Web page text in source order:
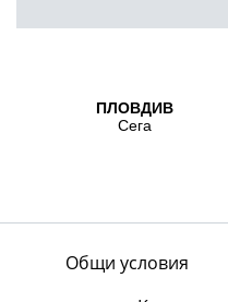
Общи условия